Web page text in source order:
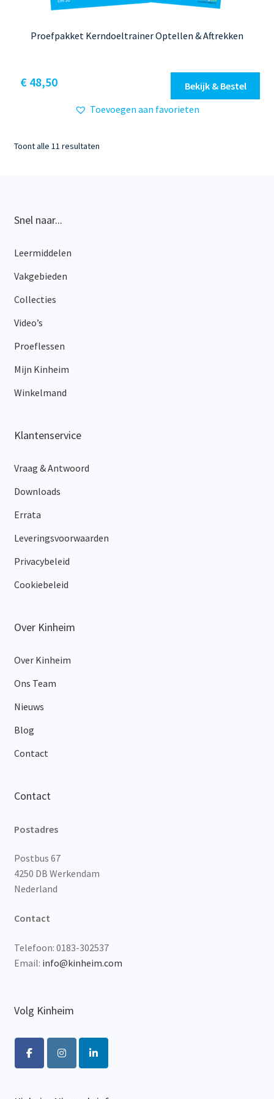
Proefpakket Kerndoeltrainer Optellen & Aftrekken
€48,50
Bekijk & Bestel
Toevoegen aan favorieten
Toont alle 11 resultatenGesorteerd
Snel naar...
Leermiddelen
Vakgebieden
Collecties
Video’s
Proeflessen
Mijn Kinheim
Winkelmand
Klantenservice
Vraag & Antwoord
Downloads
Errata
Leveringsvoorwaarden
Privacybeleid
Cookiebeleid
Over Kinheim
Over Kinheim
Ons Team
Nieuws
Blog
Contact
Contact
Postadres
Postbus 67
4250 DB Werkendam
Nederland
Contact
Telefoon: 0183-302537
Email: info@kinheim.com
Volg Kinheim